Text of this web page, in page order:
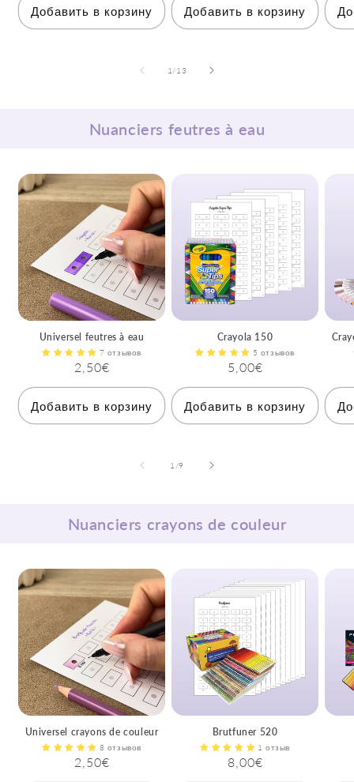
Добавить в корзину Добавить в корзину
1 /из
13
Nuanciers feutres à eau
Universel feutres à eau
7 отзывов
Обычная
цена
2,50€
Добавить в корзину
Crayola 150
5 отзывов
Обычная
цена
5,00€
Добавить в корзину
1 /из
9
Nuanciers crayons de couleur
Universel crayons de couleur
8 отзывов
Обычная
2,50€
Brutfuner 520
1 отзыв
Обычная
8,00€